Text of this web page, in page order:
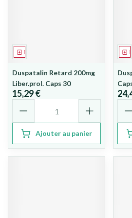
Médicament
Duspatalin Retard 200mg
Liber.prol. Caps 30
15,29 €
Ajouter au panier